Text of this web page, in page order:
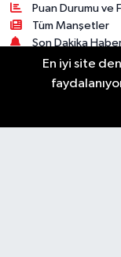
Puan Durumu ve
Tüm Manşetler
Son Dakika
Haber Arşivi
En iyi site